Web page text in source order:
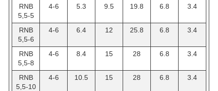
RNB
5,5-5
4-6 5.3 9.5 19.8 6.8 3.4
RNB
5,5-6
4-6 6.4 12 25.8 6.8 3.4
RNB
5,5-8
4-6 8.4 15 28 6.8 3.4
RNB
5,5-10
4-6 10.5 15 28 6.8 3.4